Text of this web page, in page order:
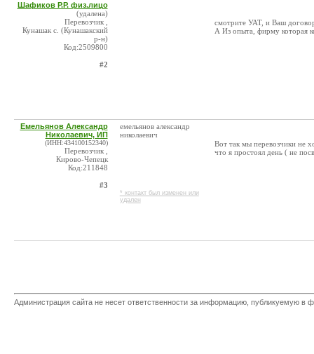
Шафиков Р.Р. физ.лицо
(удалена)
Перевозчик ,
Кунашак с. (Кунашакский
р-н)
Код:2509800
#2
смотрите УАТ, и Ваш
А Из опыта, фирму которая
Емельянов Александр
Николаевич, ИП
(ИНН:434100152340)
Перевозчик ,
Кирово-Чепецк
Код:211848
#3
емельянов александр
николаевич
* контакт был изменен или
удален
Вот так мы перевозчики не
что я простоял день ( не
Администрация сайта не несет ответственности за информацию, публикуемую